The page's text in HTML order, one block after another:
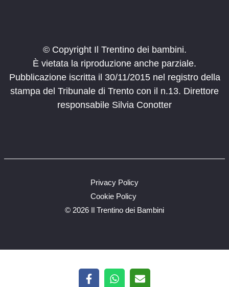
© Copyright Il Trentino dei bambini.
È vietata la riproduzione anche parziale.
Pubblicazione iscritta il 30/11/2015 nel registro della
stampa del Tribunale di Trento con il n.13. Direttore
responsabile Silvia Conotter
© 2026 Il Trentino dei Bambini
Privacy Policy
Cookie Policy